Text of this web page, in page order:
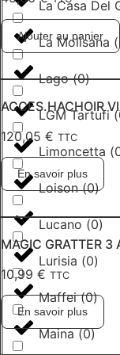
La Casa Del
La Molisana (
Lago(0)
LGM Tartufi(
Limoncetta (
Loison(0)
Lucano (0)
Lurisia (0)
Maffei(0)
Maina(0)
Ajouter au panier
ACCES.HACHOIR
120,05 € TTC
En savoir plus
MAGIC GRATTER 3
10,99 € TTC
En savoir plus